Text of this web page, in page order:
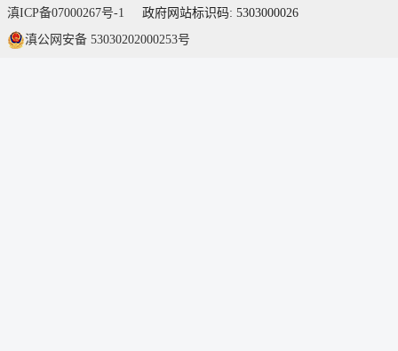
滇ICP备07000267号-1
政府网站标识码: 5303000026
滇公网安备 53030202000253号